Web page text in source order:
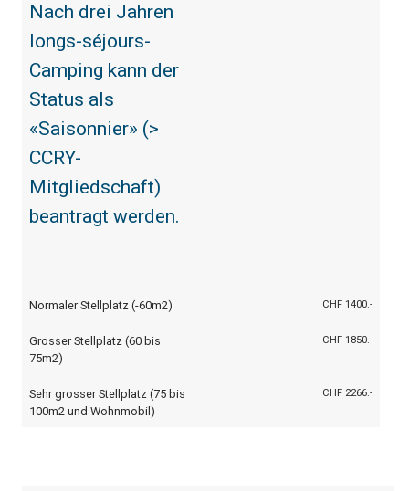
Nach drei Jahren
longs-séjours-
Camping kann der
Status als
«Saisonnier» (>
CCRY-
Mitgliedschaft)
beantragt werden.
Normaler Stellplatz (-60m2) CHF 1400.-
Grosser Stellplatz (60 bis
75m2)
CHF 1850.-
Sehr grosser Stellplatz (75 bis
100m2 und Wohnmobil)
CHF 2266.-